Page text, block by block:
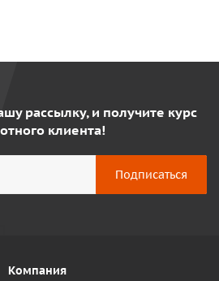
рассылку, и получите курс
клиента!
Компания